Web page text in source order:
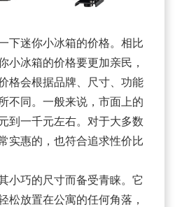
迷你小冰箱的价格。相比
小冰箱的价格要更加亲民，
格会根据品牌、尺寸、功能
不同。一般来说，市面上的
到一千元左右。对于大多数
实惠的，也符合追求性价比
巧的尺寸而备受青睐。它
松放置在公寓的任何角落，